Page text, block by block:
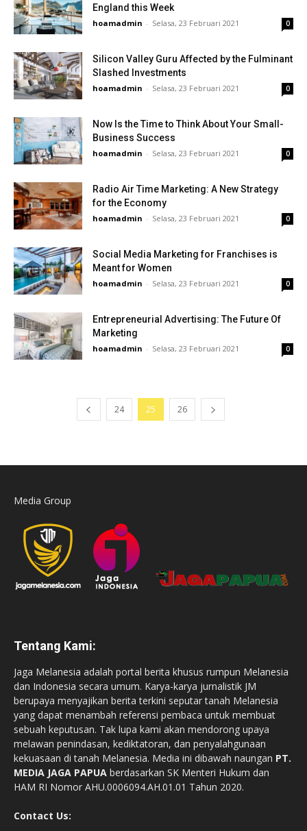
England this Week
hoamadmin - Selasa, 23 Februari 2021 0
Silicon Valley Guru Affected by the Fulminant
Slashed Investments
hoamadmin - Selasa, 23 Februari 2021 0
Now Is the Time to Think About Your Small-
Business Success
hoamadmin - Selasa, 23 Februari 2021 0
Radio Air Time Marketing: A New Strategy
for the Economy
hoamadmin - Selasa, 23 Februari 2021 0
Social Media Marketing for Franchises is
Meant for Women
hoamadmin - Selasa, 23 Februari 2021 0
Entrepreneurial Advertising: The Future Of
Marketing
hoamadmin - Selasa, 23 Februari 2021 0
24 25 26
Media Group
Tentang Kami:
Jaga Melanesia adalah portal berita khusus rumpun Melanesia
dan Indonesia secara umum. Karya-karya jurnalistik JM
berupaya menyajikan berita terkini seputar tanah Melanesia
yang dapat menambah referensi pembaca untuk membuat
sebuah keputusan. Tak lupa kami akan mendorong upaya
melawan penindasan, kediktatoran, dan penyalahgunaan
kekuasaan di tanah Melanesia. Media ini dibawah naungan PT.
MEDIA JAGA PAPUA berdasarkan SK Menteri Hukum dan
HAM RI Nomor AHU.0006094.AH.01.01 Tahun 2020.
Contact Us: